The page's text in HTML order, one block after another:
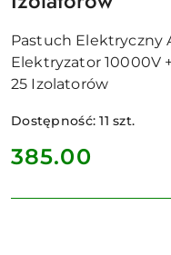
Pastuch Elektryczny
Elektryzator 10000V
25 Izolatorów
Dostępność:11szt.
cena:
385.00